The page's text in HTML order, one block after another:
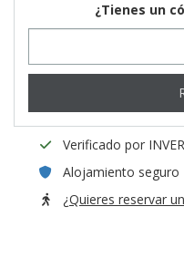
¿Tienes un
Verificado por
Alojamiento seguro
¿Quieres reservar